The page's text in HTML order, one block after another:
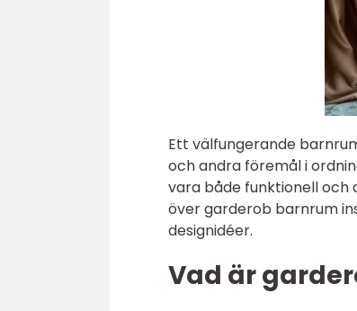
Ett välfungerande
och andra föremål i
vara både funktionell och
över garderob barnrum
designidéer.
Vad är